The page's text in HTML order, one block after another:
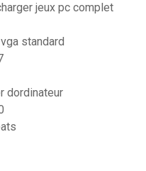
jeux pc complet
standard
dordinateur